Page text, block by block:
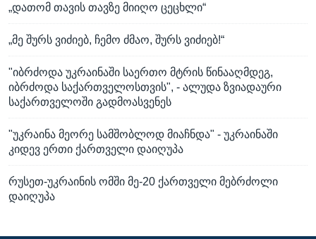
„დათომ თავის თავზე მიიღო ცეცხლი“
„მე შურს ვიძიებ, ჩემო ძმაო, შურს ვიძიებ!“
"იბრძოდა უკრაინაში საერთო მტრის წინააღმდეგ,
იბრძოდა საქართველოსთვის", - ალუდა ზვიადაური
საქართველოში გადმოასვენეს
"უკრაინა მეორე სამშობლოდ მიაჩნდა" - უკრაინაში
კიდევ ერთი ქართველი დაიღუპა
რუსეთ-უკრაინის ომში მე-20 ქართველი მებრძოლი
დაიღუპა